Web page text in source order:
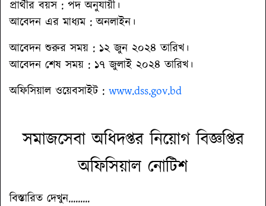
প্রার্থীর বয়স : পদ অনুযায়ী।
আবেদন এর মাধ্যম: অনলাইন।
আবেদন শুরুর সময় : ১২ জুন ২০২৪ তারিখ।
আবেদন শেষ সময় : ১৭ জুলাই ২০২৪ তারিখ।
অফিসিয়াল ওয়েবসাইট: www.dss.gov.bd
সমাজসেবা অধিদপ্তর নিয়োগ বিজ্ঞপ্তির
অফিসিয়াল নোটিশ
বিস্তারিত দেখুন.........